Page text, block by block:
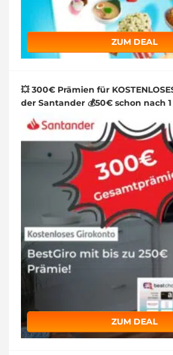
ZUM DEAL
💥 300€ Prämien für
der Santander 💰50€ schon nach 1
ZUM DEAL